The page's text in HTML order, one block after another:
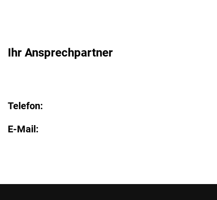
Ihr Ansprechpartner
Telefon:
E-Mail: